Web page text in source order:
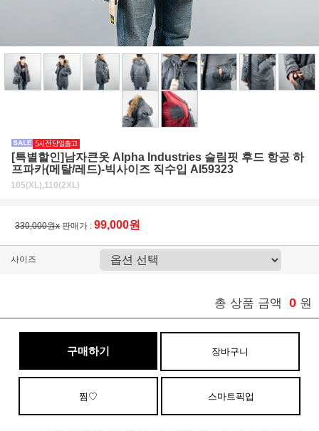
[특별할인]남자큰옷 Alpha Industries 슬림핏 후드 항공 하
프파카(메탈/레드)-빅사이즈 직수입 AI59323
105(XL),110(2XL)
330,000원x 판매가 : 99,000원
사이즈
총 상품 금액 0 원
구매하기 장바구니
찜♡ 스마트픽업